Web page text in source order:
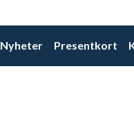
Nyheter Presentkort